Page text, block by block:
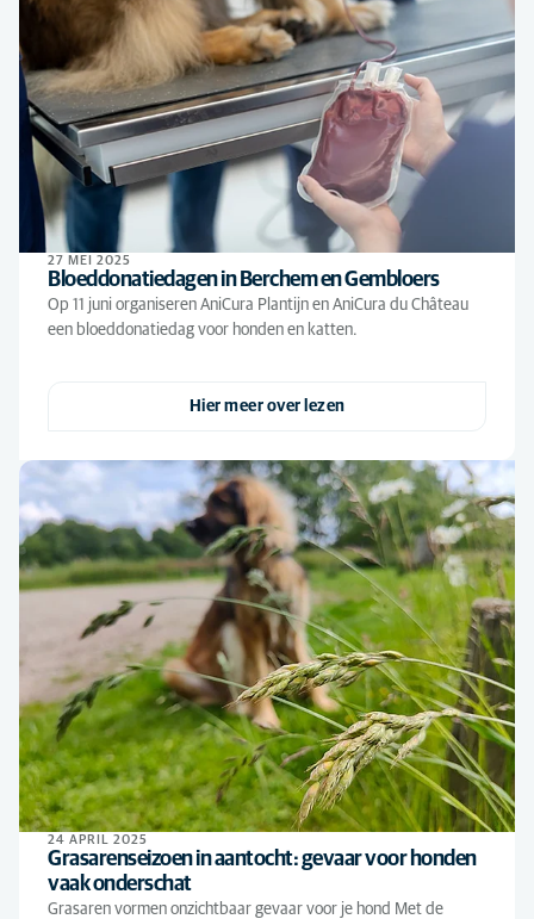
27 MEI 2025
Bloeddonatiedagen in Berchem en Gembloers
Op 11 juni organiseren AniCura Plantijn en AniCura du Château
een bloeddonatiedag voor honden en katten.
Hier meer over lezen
24 APRIL 2025
Grasarenseizoen in aantocht: gevaar voor honden
vaak onderschat
Grasaren vormen onzichtbaar gevaar voor je hond Met de